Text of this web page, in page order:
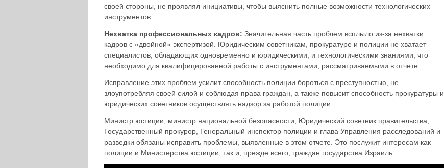
своей стороны, не проявлял инициативы, чтобы выяснить полные возможности технологических
инструментов.
Нехватка профессиональных кадров: Значительная часть проблем всплыло из-за нехватки
кадров с «двойной» экспертизой. Юридическим советникам, прокуратуре и полиции не хватает
специалистов, обладающих одновременно и юридическими, и технологическими знаниями, что
необходимо для квалифицированной работы с инструментами, рассматриваемыми в отчете.
Исправление этих проблем усилит способность полиции бороться с преступностью, не
злоупотребляя своей силой и соблюдая права граждан, а также повысит способность прокуратуры и
юридических советников осуществлять надзор за работой полиции.
Министр юстиции, министр национальной безопасности, Юридический советник правительства,
Государственный прокурор, Генеральный инспектор полиции и глава Управления расследований и
разведки обязаны исправить проблемы, выявленные в этом отчете. Это послужит интересам как
полиции и Министерства юстиции, так и, прежде всего, граждан государства Израиль.